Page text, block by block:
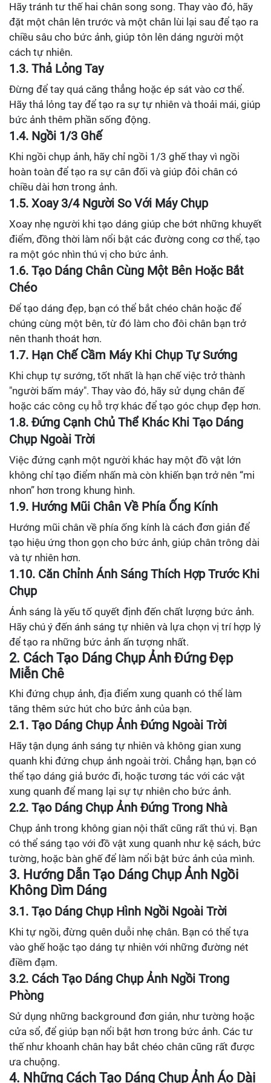
Hãy tránh tư thế hai chân song song. Thay vào đó, hãy
đặt một chân lên trước và một chân lùi lại sau để tạo ra
chiều sâu cho bức ảnh, giúp tôn lên dáng người một
cách tự nhiên.
1.3. Thả Lỏng Tay
Đừng để tay quá căng thẳng hoặc ép sát vào cơ thể.
Hãy thả lỏng tay để tạo ra sự tự nhiên và thoải mái, giúp
bức ảnh thêm phần sống động.
1.4. Ngồi 1/3 Ghế
Khi ngồi chụp ảnh, hãy chỉ ngồi 1/3 ghế thay vì ngồi
hoàn toàn để tạo ra sự cân đối và giúp đôi chân có
chiều dài hơn trong ảnh.
1.5. Xoay 3/4 Người So Với Máy Chụp
Xoay nhẹ người khi tạo dáng giúp che bớt những khuyết
điểm, đồng thời làm nổi bật các đường cong cơ thể, tạo
ra một góc nhìn thú vị cho bức ảnh.
1.6. Tạo Dáng Chân Cùng Một Bên Hoặc Bắt
Chéo
Để tạo dáng đẹp, bạn có thể bắt chéo chân hoặc để
chúng cùng một bên, từ đó làm cho đôi chân bạn trở
nên thanh thoát hơn.
1.7. Hạn Chế Cầm Máy Khi Chụp Tự Sướng
Khi chụp tự sướng, tốt nhất là hạn chế việc trở thành
"người bấm máy". Thay vào đó, hãy sử dụng chân đế
hoặc các công cụ hỗ trợ khác để tạo góc chụp đẹp hơn.
1.8. Đứng Cạnh Chủ Thể Khác Khi Tạo Dáng
Chụp Ngoài Trời
Việc đứng cạnh một người khác hay một đồ vật lớn
không chỉ tạo điểm nhấn mà còn khiến bạn trở nên “mi
nhon” hơn trong khung hình.
1.9. Hướng Mũi Chân Về Phía Ống Kính
Hướng mũi chân về phía ống kính là cách đơn giản để
tạo hiệu ứng thon gọn cho bức ảnh, giúp chân trông dài
và tự nhiên hơn.
1.10. Căn Chỉnh Ánh Sáng Thích Hợp Trước Khi
Chụp
Ánh sáng là yếu tố quyết định đến chất lượng bức ảnh.
Hãy chú ý đến ánh sáng tự nhiên và lựa chọn vị trí hợp lý
để tạo ra những bức ảnh ấn tượng nhất.
2. Cách Tạo Dáng Chụp Ảnh Đứng Đẹp
Miễn Chê
Khi đứng chụp ảnh, địa điểm xung quanh có thể làm
tăng thêm sức hút cho bức ảnh của bạn.
2.1. Tạo Dáng Chụp Ảnh Đứng Ngoài Trời
Hãy tận dụng ánh sáng tự nhiên và không gian xung
quanh khi đứng chụp ảnh ngoài trời. Chẳng hạn, bạn có
thể tạo dáng giả bước đi, hoặc tương tác với các vật
xung quanh để mang lại sự tự nhiên cho bức ảnh.
2.2. Tạo Dáng Chụp Ảnh Đứng Trong Nhà
Chụp ảnh trong không gian nội thất cũng rất thú vị. Bạn
có thể sáng tạo với đồ vật xung quanh như kệ sách, bức
tường, hoặc bàn ghế để làm nổi bật bức ảnh của mình.
3. Hướng Dẫn Tạo Dáng Chụp Ảnh Ngồi
Không Dìm Dáng
3.1. Tạo Dáng Chụp Hình Ngồi Ngoài Trời
Khi tự ngồi, đừng quên duỗi nhẹ chân. Bạn có thể tựa
vào ghế hoặc tạo dáng tự nhiên với những đường nét
điềm đạm.
3.2. Cách Tạo Dáng Chụp Ảnh Ngồi Trong
Phòng
Sử dụng những background đơn giản, như tường hoặc
cửa sổ, để giúp bạn nổi bật hơn trong bức ảnh. Các tư
thế như khoanh chân hay bắt chéo chân cũng rất được
ưa chuộng.
4. Những Cách Tạo Dáng Chụp Ảnh Áo Dài